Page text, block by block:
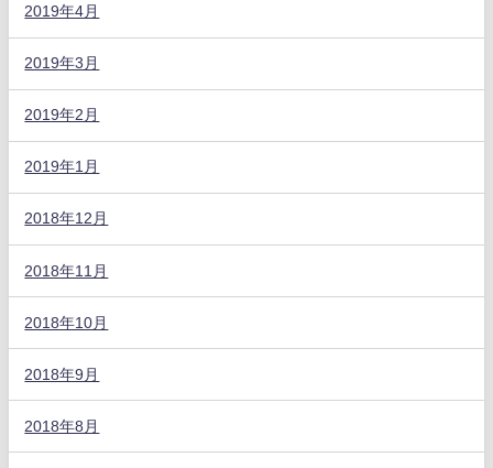
2019年4月
2019年3月
2019年2月
2019年1月
2018年12月
2018年11月
2018年10月
2018年9月
2018年8月